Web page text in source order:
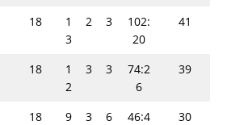
18
1
3
2 3
102:
20
41
18
1
2
3 3
74:2
6
39
18 9 3 6
46:4
30